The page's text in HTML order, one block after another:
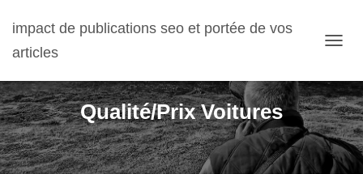
impact de publications seo et portée de vos
articles
Qualité/Prix Voitures